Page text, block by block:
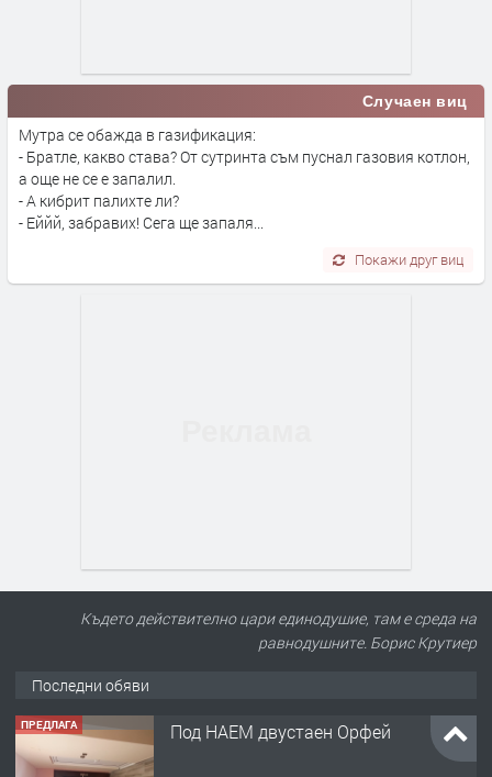
Случаен виц
Мутра се обажда в газификация:
- Братле, какво става? От сутринта съм пуснал газовия котлон,
а още не се е запалил.
- А кибрит палихте ли?
- Еййй, забравих! Сега ще запаля...
Покажи друг виц
Където действително цари единодушие, там е среда на
равнодушните. Борис Крутиер
Последни обяви
ПРЕДЛАГА Под НАЕМ двустаен Орфей